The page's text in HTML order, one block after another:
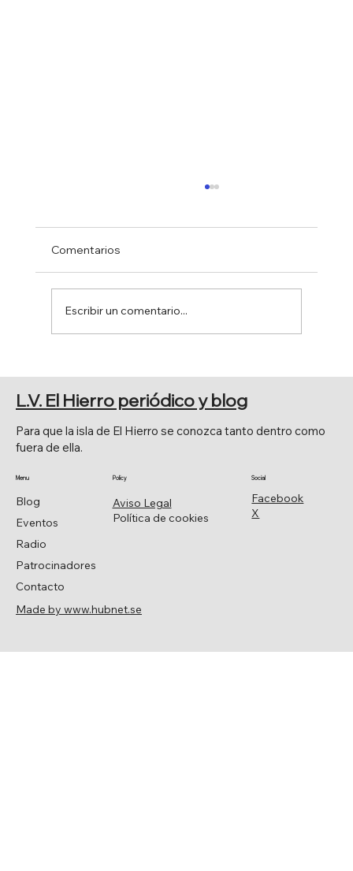
Comentarios
Escribir un comentario...
Facebook
X
Social
Aviso Legal
Política de cookies
Policy
Blog
Eventos
Radio
Patrocinadores
Contacto
Menu
Para que la isla de El Hierro se conozca tanto dentro como
fuera de ella.
L.V. El Hierro periódico y blog
Made by www.hubnet.se